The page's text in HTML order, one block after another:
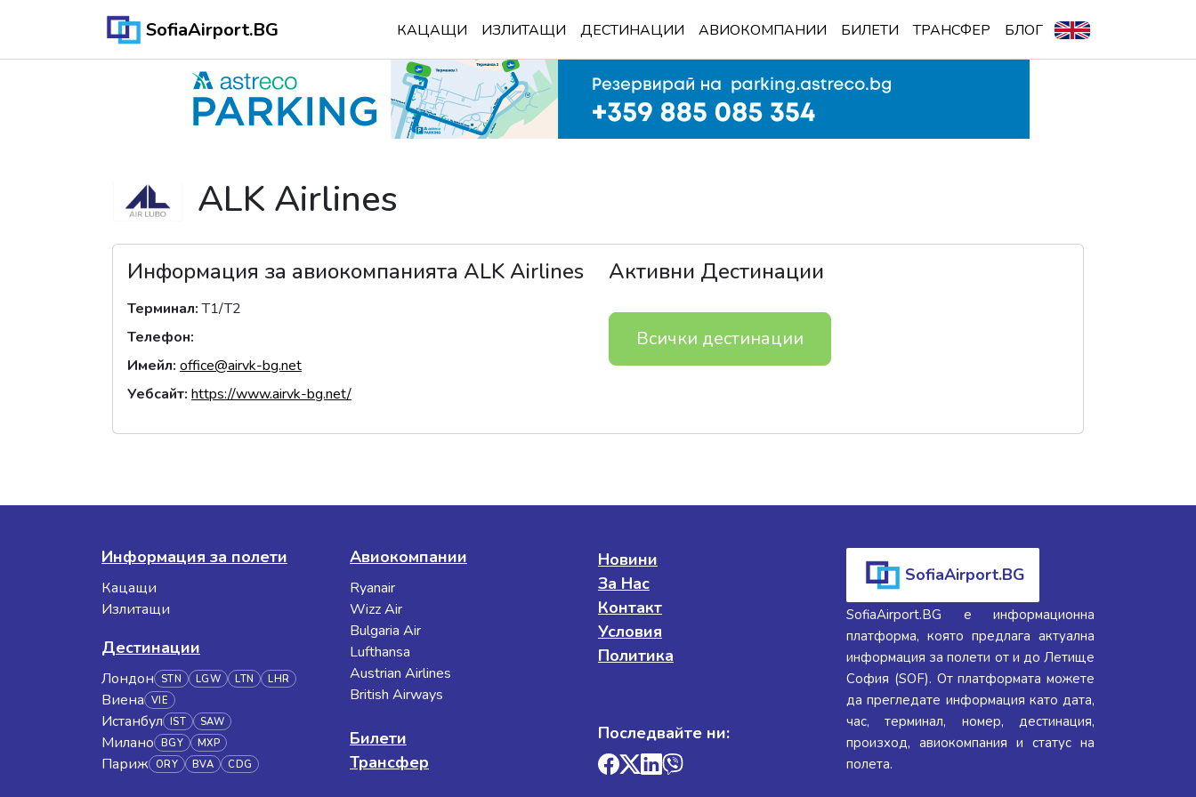
SofiaAirport.BG КАЦАЩИ ИЗЛИТАЩИ ДЕСТИНАЦИИ АВИОКОМПАНИИ БИЛЕТИ ТРАНСФЕР БЛОГ
ALK Airlines
Информация за авиокомпанията ALK Airlines
Терминал: T1/T2
Телефон:
Имейл: office@airvk-bg.net
Уебсайт: https://www.airvk-bg.net/
Активни Дестинации
Всички дестинации
Информация за полети
Кацащи
Излитащи
Дестинации
Лондон STN LGW LTN LHR
Виена VIE
Истанбул IST SAW
Милано BGY MXP
Париж ORY BVA CDG
Авиокомпании
Ryanair
Wizz Air
Bulgaria Air
Lufthansa
Austrian Airlines
British Airways
Билети
Трансфер
Новини
За Нас
Контакт
Условия
Политика
Последвайте ни:
SofiaAirport.BG
SofiaAirport.BG е информационна
платформа, която предлага актуална
информация за полети от и до Летище
София (SOF). От платформата можете
да прегледате информация като дата,
час, терминал, номер, дестинация,
произход, авиокомпания и статус на
полета.